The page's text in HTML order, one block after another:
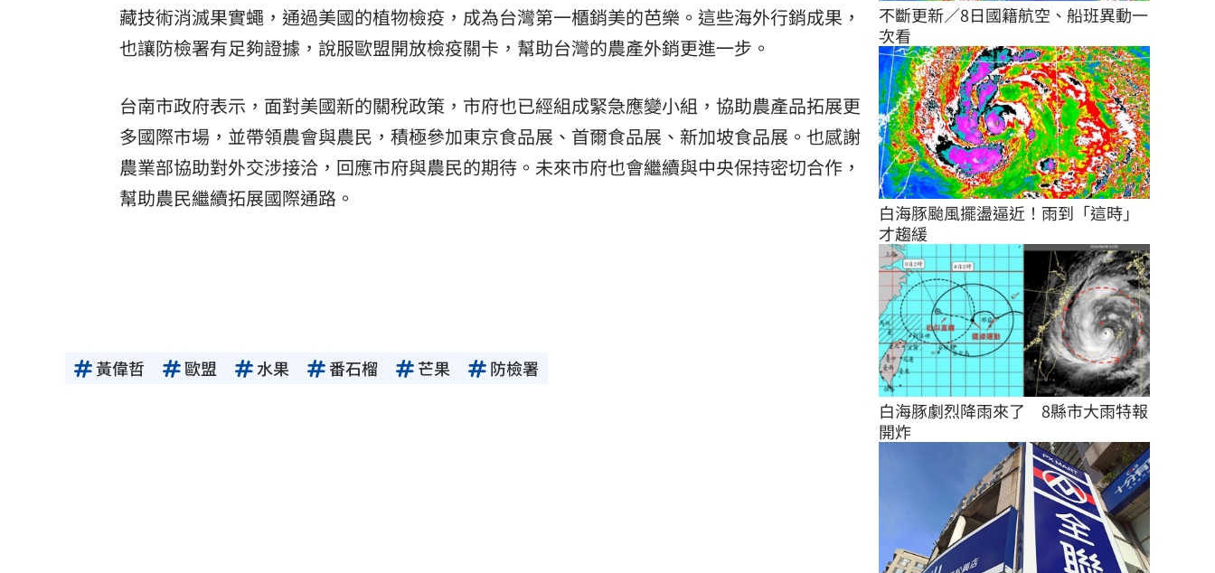
藏技術消滅果實蠅，通過美國的植物檢疫，成為台灣第一櫃銷美的芭樂。這些海外行銷成果，
也讓防檢署有足夠證據，說服歐盟開放檢疫關卡，幫助台灣的農產外銷更進一步。
台南市政府表示，面對美國新的關稅政策，市府也已經組成緊急應變小組，協助農產品拓展更
多國際市場，並帶領農會與農民，積極參加東京食品展、首爾食品展、新加坡食品展。也感謝
農業部協助對外交涉接洽，回應市府與農民的期待。未來市府也會繼續與中央保持密切合作，
幫助農民繼續拓展國際通路。
黃偉哲 歐盟 水果 番石榴 芒果 防檢署
不斷更新／8日國籍航空、船班異動一
次看
白海豚颱風擺盪逼近！雨到「這時」
才趨緩
白海豚劇烈降雨來了　8縣市大雨特報
開炸